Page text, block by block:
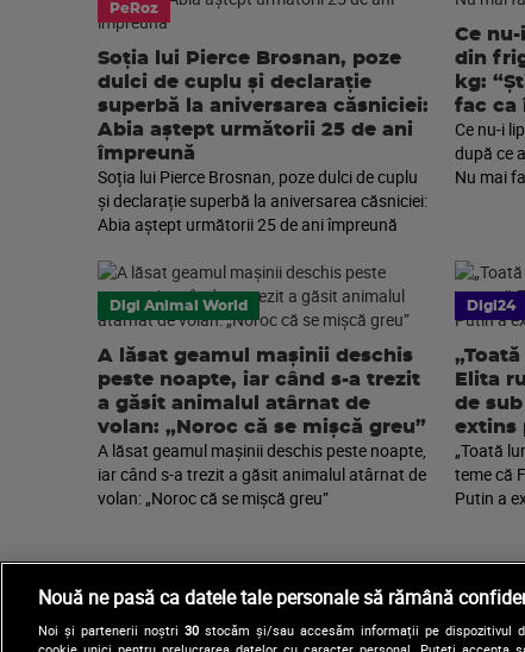
PeRoz
Soția lui Pierce Brosnan, poze
dulci de cuplu și declarație
superbă la aniversarea căsniciei:
Abia aștept următorii 25 de ani
împreună
Soția lui Pierce Brosnan, poze dulci de cuplu
și declarație superbă la aniversarea căsniciei:
Abia aștept următorii 25 de ani împreună
Ce
din
kg:
fac ca
Ce nu-i
după ce
Nu mai
Digi Animal World
A lăsat geamul mașinii deschis
peste noapte, iar când s-a trezit
a găsit animalul atârnat de
volan: „Noroc că se mișcă greu”
A lăsat geamul mașinii deschis peste noapte,
iar când s-a trezit a găsit animalul atârnat de
volan: „Noroc că se mișcă greu”
Digi24
Elita
de
extins
„Toată
teme că
Putin a
Nouă ne pasă ca datele tale personale să rămână
Noi și partenerii noștri 30stocăm și/sau accesăm informații pe dispozitivul